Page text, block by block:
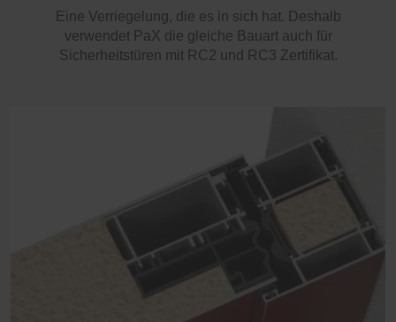
Eine Verriegelung, die es in sich hat. Deshalb
verwendet PaX die gleiche Bauart auch für
Sicherheitstüren mit RC2 und RC3 Zertifikat.